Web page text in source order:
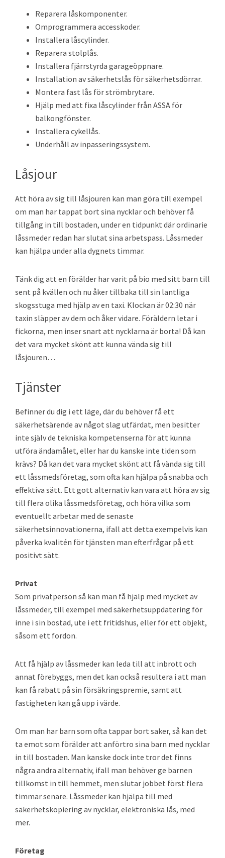
Reparera låskomponenter.
Omprogrammera accesskoder.
Installera låscylinder.
Reparera stolplås.
Installera fjärrstyrda garageöppnare.
Installation av säkerhetslås för säkerhetsdörrar.
Montera fast lås för strömbrytare.
Hjälp med att fixa låscylinder från ASSA för
balkongfönster.
Installera cykellås.
Underhåll av inpasseringssystem.
Låsjour
Att höra av sig till låsjouren kan man göra till exempel
om man har tappat bort sina nycklar och behöver få
tillgång in till bostaden, under en tidpunkt där ordinarie
låssmeder redan har slutat sina arbetspass. Låssmeder
kan hjälpa under alla dygnets timmar.
Tänk dig att en förälder har varit på bio med sitt barn till
sent på kvällen och nu åker tillbaka till sin lantliga
skogsstuga med hjälp av en taxi. Klockan är 02:30 när
taxin släpper av dem och åker vidare. Föräldern letar i
fickorna, men inser snart att nycklarna är borta! Då kan
det vara mycket skönt att kunna vända sig till
låsjouren…
Tjänster
Befinner du dig i ett läge, där du behöver få ett
säkerhetsärende av något slag utfärdat, men besitter
inte själv de tekniska kompetenserna för att kunna
utföra ändamålet, eller har du kanske inte tiden som
krävs? Då kan det vara mycket skönt att få vända sig till
ett låssmedsföretag, som ofta kan hjälpa på snabba och
effektiva sätt. Ett gott alternativ kan vara att höra av sig
till flera olika låssmedsföretag, och höra vilka som
eventuellt arbetar med de senaste
säkerhetsinnovationerna, ifall att detta exempelvis kan
påverka kvalitén för tjänsten man efterfrågar på ett
positivt sätt.
Privat
Som privatperson så kan man få hjälp med mycket av
låssmeder, till exempel med säkerhetsuppdatering för
inne i sin bostad, ute i ett fritidshus, eller för ett objekt,
såsom ett fordon.
Att få hjälp av låssmeder kan leda till att inbrott och
annat förebyggs, men det kan också resultera i att man
kan få rabatt på sin försäkringspremie, samt att
fastigheten kan gå upp i värde.
Om man har barn som ofta tappar bort saker, så kan det
ta emot som förälder att anförtro sina barn med nycklar
in till bostaden. Man kanske dock inte tror det finns
några andra alternativ, ifall man behöver ge barnen
tillkomst in till hemmet, men slutar jobbet först flera
timmar senare. Låssmeder kan hjälpa till med
säkerhetskopiering av nycklar, elektroniska lås, med
mer.
Företag